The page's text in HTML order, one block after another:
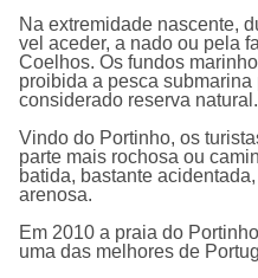
Na extremidade nascente,
vel aceder, a nado ou pela
Coelhos. Os fundos
proibida a pesca
considerado reserva natural.
Vindo do Portinho, os
parte mais rochosa ou
batida, bastante
arenosa.
Em 2010 a praia do
uma das melhores de